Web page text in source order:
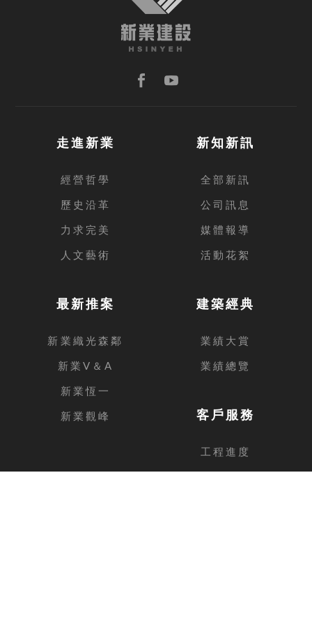
走進新業
經營哲學
歷史沿革
力求完美
人文藝術
新知新訊
全部新訊
公司訊息
媒體報導
活動花絮
最新推案
新業織光森鄰
新業V＆A
新業恆一
新業觀峰
建築經典
業績大賞
業績總覽
客戶服務
工程進度